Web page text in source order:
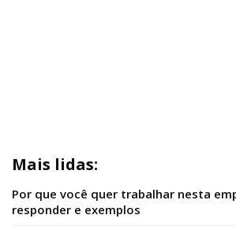
Mais lidas:
Por que você quer trabalhar nesta
responder e exemplos